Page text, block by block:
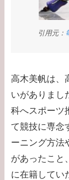
引用元：
高木美帆は、
いがありまし
科へスポーツ
て競技に専念
ーニング方法
があったこと
に在籍してい